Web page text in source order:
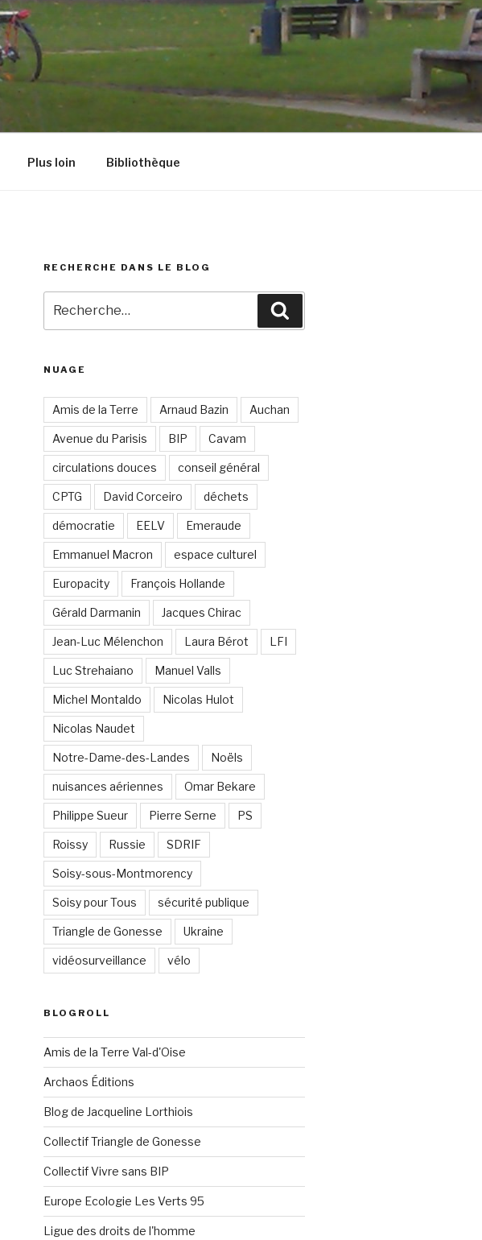
Plus loin Bibliothèque
RECHERCHE DANS LE BLOG
pour
NUAGE
Amis de la Terre Arnaud Bazin Auchan
Avenue du Parisis BIP Cavam
circulations douces conseil général
CPTG David Corceiro déchets
démocratie EELV Emeraude
Emmanuel Macron espace culturel
Europacity François Hollande
Gérald Darmanin Jacques Chirac
Jean-Luc Mélenchon Laura Bérot LFI
Luc Strehaiano Manuel Valls
Michel Montaldo Nicolas Hulot
Nicolas Naudet
Notre-Dame-des-Landes Noëls
nuisances aériennes Omar Bekare
Philippe Sueur Pierre Serne PS
Roissy Russie SDRIF
Soisy-sous-Montmorency
Soisy pour Tous sécurité publique
Triangle de Gonesse Ukraine
vidéosurveillance vélo
BLOGROLL
Amis de la Terre Val-d'Oise
Archaos Éditions
Blog de Jacqueline Lorthiois
Collectif Triangle de Gonesse
Collectif Vivre sans BIP
Europe Ecologie Les Verts 95
Ligue des droits de l'homme